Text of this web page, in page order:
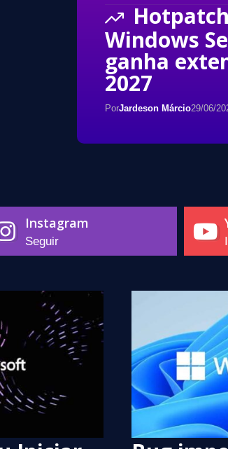
Windows
ganha
2027
PorJardeson Márcio29/06/
Instagram
Seguir